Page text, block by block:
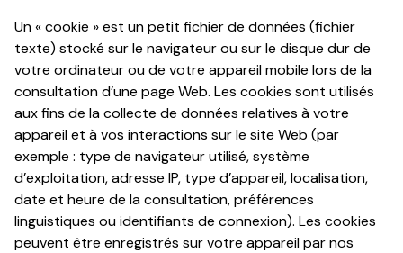
rejoindre
Un « cookie » est un petit fichier de données (fichier
texte) stocké sur le navigateur ou sur le disque dur de
votre ordinateur ou de votre appareil mobile lors de la
consultation d’une page Web. Les cookies sont utilisés
aux fins de la collecte de données relatives à votre
appareil et à vos interactions sur le site Web (par
exemple : type de navigateur utilisé, système
d’exploitation, adresse IP, type d’appareil, localisation,
date et heure de la consultation, préférences
linguistiques ou identifiants de connexion). Les cookies
peuvent être enregistrés sur votre appareil par nos